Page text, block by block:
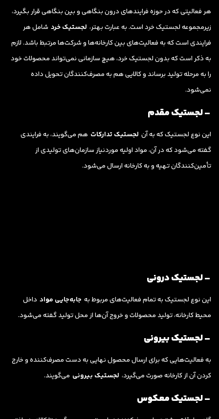
هر فعالیتی که در حوزه فرایندهای درون بنگاهی و بین بنگاهی قرار بگیرد،
زیرمجموعه لجستیک خرد است. به عبارت بهتر، لجستیک خرد شامل هر
فرایندی است که به فعالیت‌های بین کارخانه‌ها و شرکت‌ها مرتبط باشد. لازم
به ذکر است که بدون لجستیک خرد، هیچ سازمانی نمی‌تواند محصولات خود
را به مرحله تولید برساند و کالایی هم به مصرف‌کنندگان تحویل داده
نمی‌شود.
– لجستیک مقدم
این نوع لجستیک که به آن لجستیک تدارکات هم می‌گویند، به فرایندی
گفته می‌شود که در آن، مواد اولیه موردنیاز سازمان‌های تولیدی از
تأمین‌کنندگان تهیه و به کارخانه ارسال می‌شود.
– لجستیک درونی
این نوع لجستیک به تمام فعالیت‌های مربوط به جابه‌جایی مواد داخل
محیط کارخانه، تولید محصولات و خروج آن‌ها از محل تولید گفته می‌شود.
– لجستیک بیرونی
به فعالیت‌هایی که برای ارسال محصول نهایی به دست مصرف‌کننده و خارج
کردن آن از کارخانه صورت می‌گیرد، لجستیک بیرونی می‌گویند.
– لجستیک معکوس